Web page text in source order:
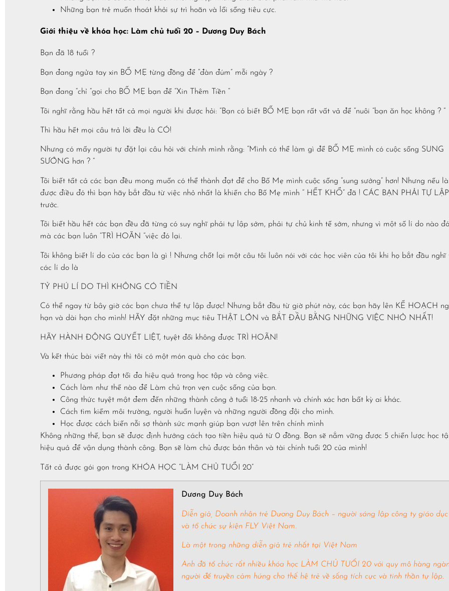
Những bạn trẻ muốn thoát khỏi sự trì hoãn và lối sống tiêu cực.
Giới thiệu về khóa học: Làm chủ tuổi 20 – Dương Duy Bách
Bạn đã 18 tuổi ?
Bạn đang ngửa tay xin BỐ MẸ từng đồng để “đàn đúm” mỗi ngày ?
Bạn đang “chỉ “gọi cho BỐ MẸ bạn để “Xin Thêm Tiền “
Tôi nghĩ rằng hầu hết tất cả mọi người khi được hỏi: “Bạn có biết BỐ MẸ bạn rất vất vả để “nuôi “bạn ăn học không ? “
Thì hầu hết mọi câu trả lời đều là CÓ!
Nhưng có mấy người tự đặt lại câu hỏi với chính mình rằng: “Mình có thể làm gì để BỐ MẸ mình có cuộc sống SUNG
SƯỚNG hơn ? “
Tôi biết tất cả các bạn đều mong muốn có thể thành đạt để cho Bố Mẹ mình cuộc sống “sung sướng” hơn! Nhưng nếu
được điều đó thì bạn hãy bắt đầu từ việc nhỏ nhất là khiến cho Bố Mẹ mình “ HẾT KHỔ” đã ! CÁC BẠN PHẢI TỰ LẬP
trước.
Tôi biết hầu hết các bạn đều đã từng có suy nghĩ phải tự lập sớm, phải tự chủ kinh tế sớm, nhưng vì một số lí do nào đó
mà các bạn luôn “TRÌ HOÃN “việc đó lại.
Tôi không biết lí do của các bạn là gì ! Nhưng chốt lại một câu tôi luôn nói với các học viên của tôi khi họ bắt đầu nghĩ
các lí do là
TỶ PHÚ LÍ DO THÌ KHÔNG CÓ TIỀN
Có thể ngay từ bây giờ các bạn chưa thể tự lập được! Nhưng bắt đầu từ giờ phút này, các bạn hãy lên KẾ HOẠCH
hạn và dài hạn cho mình! HÃY đặt những mục tiêu THẬT LỚN và BẮT ĐẦU BẰNG NHỮNG VIỆC NHỎ NHẤT!
HÃY HÀNH ĐỘNG QUYẾT LIỆT, tuyệt đối không được TRÌ HOÃN!
Và kết thúc bài viết này thì tôi có một món quà cho các bạn.
Phương pháp đạt tối đa hiệu quả trong học tập và công việc.
Cách làm như thế nào để Làm chủ trọn vẹn cuộc sống của bạn.
Công thức tuyệt mật đem đến những thành công ở tuổi 18-25 nhanh và chính xác hơn bất kỳ ai khác.
Cách tìm kiếm môi trường, người huấn luyện và những người đồng đội cho mình.
Học được cách biến nỗi sợ thành sức mạnh giúp bạn vượt lên trên chính mình
Không những thế, bạn sẽ được định hướng cách tạo tiền hiệu quả từ 0 đồng. Bạn sẽ nắm vững được 5 chiến lược học
hiệu quả để vận dụng thành công. Bạn sẽ làm chủ được bản thân và tài chính tuổi 20 của mình!
Tất cả được gói gọn trong KHÓA HỌC “LÀM CHỦ TUỔI 20”
Dương Duy Bách
Diễn giả, Doanh nhân trẻ Dương Duy Bách – người sáng lập công ty giáo dục
và tổ chức sự kiện FLY Việt Nam.
Là một trong những diễn giả trẻ nhất tại Việt Nam
Anh đã tổ chức rất nhiều khóa học LÀM CHỦ TUỔI 20 với quy mô hàng
người để truyền cảm hứng cho thế hệ trẻ về sống tích cực và tinh thần tự lập.